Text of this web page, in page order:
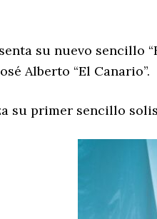
su nuevo sencillo
Alberto “El Canario”.
su primer sencillo